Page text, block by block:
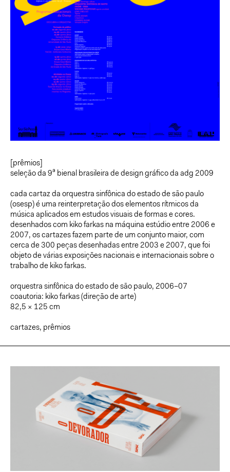
[prêmios]
seleção da 9a bienal brasileira de design gráfico da adg 2009
cada cartaz da orquestra sinfônica do estado de são paulo
(osesp) é uma reinterpretação dos elementos rítmicos da
música aplicados em estudos visuais de formas e cores.
desenhados com kiko farkas na máquina estúdio entre 2006 e
2007, os cartazes fazem parte de um conjunto maior, com
cerca de 300 peças desenhadas entre 2003 e 2007, que foi
objeto de várias exposições nacionais e internacionais sobre o
trabalho de kiko farkas.
orquestra sinfônica do estado de são paulo, 2006–07
coautoria: kiko farkas (direção de arte)
82,5 × 125 cm
cartazes, prêmios